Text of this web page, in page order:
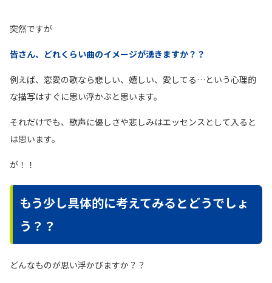
突然ですが
皆さん、どれくらい曲のイメージが湧きますか？？
例えば、恋愛の歌なら悲しい、嬉しい、愛してる…という心理的
な描写はすぐに思い浮かぶと思います。
それだけでも、歌声に優しさや悲しみはエッセンスとして入ると
は思います。
が！！
もう少し具体的に考えてみるとどうでしょ
う？？
どんなものが思い浮かびますか？？